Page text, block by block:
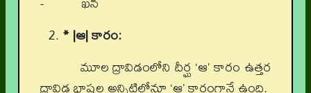
* |ఆ| కారం:
మూల ద్రావిడంలోని దీర్ఘ ‘ఆ’ కారం ఉత్తర